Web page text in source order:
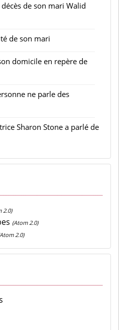
de son mari Walid
de son mari
domicile en repère de
ne parle des
Sharon Stone a parlé de
2.0)
(Atom 2.0)
2.0)